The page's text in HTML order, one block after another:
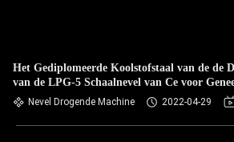
Het Gediplomeerde Koolstofstaal van de de
van de LPG-5 Schaalnevel van Ce voor
Nevel Drogende Machine 2022-04-29